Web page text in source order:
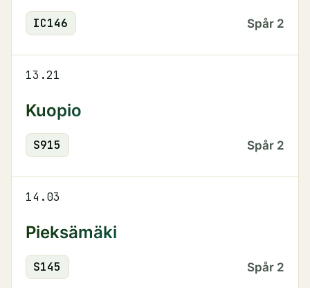
IC146 Spår 2
13.21
Kuopio
S915 Spår 2
14.03
Pieksämäki
S145 Spår 2